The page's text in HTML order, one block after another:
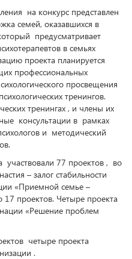
на конкурс представлен
семей, оказавшихся в
предусматривает
в семьях
проекта планируется
профессиональных
просвещения
тренингов.
тренингах , и члены их
консультации в рамках
и методический
участвовали 77 проектов , во
– залог стабильности
«Приемной семье –
17 проектов. Четыре проекта
«Решение проблем
четыре проекта
.